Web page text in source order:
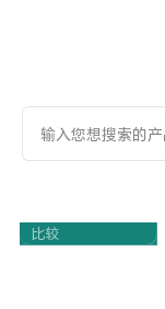
Part Number
比较